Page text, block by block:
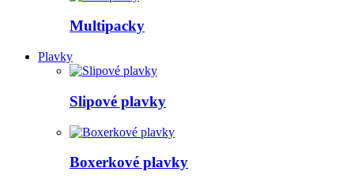
Multipacky
Plavky
Slipové plavky
Boxerkové plavky